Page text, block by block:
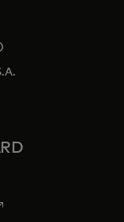
abre en una pestaña